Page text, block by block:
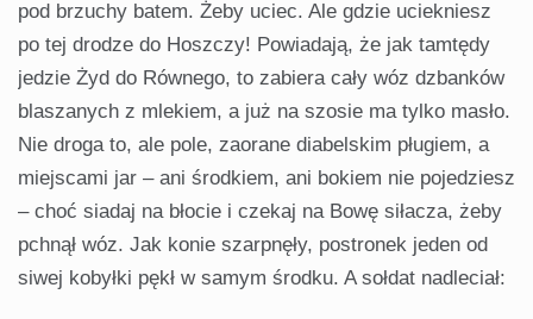
pod brzuchy batem. Żeby uciec. Ale gdzie uciekniesz
po tej drodze do Hoszczy! Powiadają, że jak tamtędy
jedzie Żyd do Równego, to zabiera cały wóz dzbanków
blaszanych z mlekiem, a już na szosie ma tylko masło.
Nie droga to, ale pole, zaorane diabelskim pługiem, a
miejscami jar – ani środkiem, ani bokiem nie pojedziesz
– choć siadaj na błocie i czekaj na Bowę siłacza, żeby
pchnął wóz. Jak konie szarpnęły, postronek jeden od
siwej kobyłki pękł w samym środku. A sołdat nadleciał: